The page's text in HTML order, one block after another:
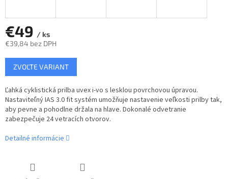
€49 / ks
€39,84 bez DPH
Jednotková
cena:
ZVOĽTE VARIANT
Ľahká cyklistická prilba uvex i-vo s lesklou povrchovou úpravou.
Nastaviteľný IAS 3.0 fit systém umožňuje nastavenie veľkosti prilby tak,
aby pevne a pohodlne držala na hlave. Dokonalé odvetranie
zabezpečuje 24 vetracích otvorov.
Detailné informácie